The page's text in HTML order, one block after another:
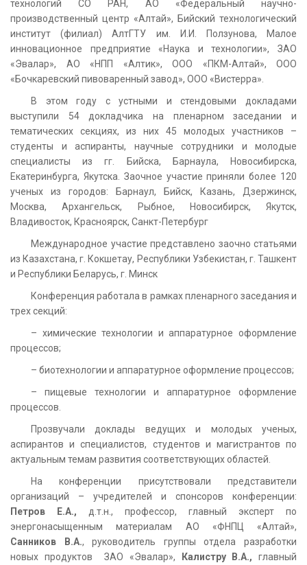
технологий СО РАН, АО «Федеральный научно-
производственный центр «Алтай», Бийский технологический
институт (филиал) АлтГТУ им. И.И. Ползунова, Малое
инновационное предприятие «Наука и технологии», ЗАО
«Эвалар», АО «НПП «Алтик», ООО «ПКМ-Алтай», ООО
«Бочкаревский пивоваренный завод», ООО «Вистерра».
В этом году с устными и стендовыми докладами
выступили 54 докладчика на пленарном заседании и
тематических секциях, из них 45 молодых участников –
студенты и аспиранты, научные сотрудники и молодые
специалисты из гг. Бийска, Барнаула, Новосибирска,
Екатеринбурга, Якутска. Заочное участие приняли более 120
ученых из городов: Барнаул, Бийск, Казань, Дзержинск,
Москва, Архангельск, Рыбное, Новосибирск, Якутск,
Владивосток, Красноярск, Санкт-Петербург
Международное участие представлено заочно статьями
из Казахстана, г. Кокшетау, Республики Узбекистан, г. Ташкент
и Республики Беларусь, г. Минск
Конференция работала в рамках пленарного заседания и
трех секций:
– химические технологии и аппаратурное оформление
процессов;
– биотехнологии и аппаратурное оформление процессов;
– пищевые технологии и аппаратурное оформление
процессов.
Прозвучали доклады ведущих и молодых ученых,
аспирантов и специалистов, студентов и магистрантов по
актуальным темам развития соответствующих областей.
На конференции присутствовали представители
организаций – учредителей и спонсоров конференции:
Петров Е.А., д.т.н., профессор, главный эксперт по
энергонасыщенным материалам АО «ФНПЦ «Алтай»,
Санников В.А., руководитель группы отдела разработки
новых продуктов ЗАО «Эвалар»,
Калистру В.А.,главный